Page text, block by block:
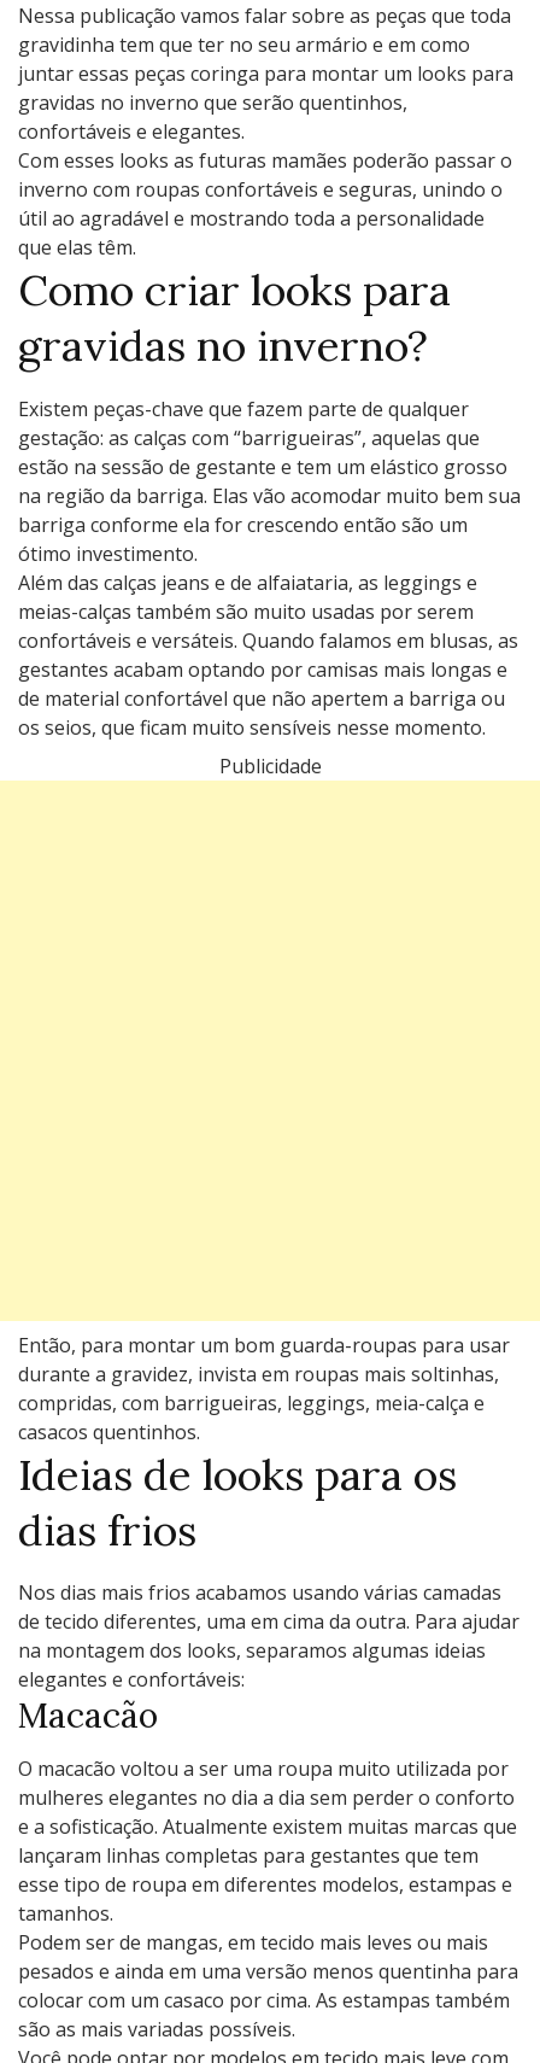
Nessa publicação vamos falar sobre as peças que toda
gravidinha tem que ter no seu armário e em como
juntar essas peças coringa para montar um looks para
gravidas no inverno que serão quentinhos,
confortáveis e elegantes.
Com esses looks as futuras mamães poderão passar o
inverno com roupas confortáveis e seguras, unindo o
útil ao agradável e mostrando toda a personalidade
que elas têm.
Como criar looks para
gravidas no inverno?
Existem peças-chave que fazem parte de qualquer
gestação: as calças com “barrigueiras”, aquelas que
estão na sessão de gestante e tem um elástico grosso
na região da barriga. Elas vão acomodar muito bem sua
barriga conforme ela for crescendo então são um
ótimo investimento.
Além das calças jeans e de alfaiataria, as leggings e
meias-calças também são muito usadas por serem
confortáveis e versáteis. Quando falamos em blusas, as
gestantes acabam optando por camisas mais longas e
de material confortável que não apertem a barriga ou
os seios, que ficam muito sensíveis nesse momento.
Publicidade
Então, para montar um bom guarda-roupas para usar
durante a gravidez, invista em roupas mais soltinhas,
compridas, com barrigueiras, leggings, meia-calça e
casacos quentinhos.
Ideias de looks para os
dias frios
Nos dias mais frios acabamos usando várias camadas
de tecido diferentes, uma em cima da outra. Para ajudar
na montagem dos looks, separamos algumas ideias
elegantes e confortáveis:
Macacão
O macacão voltou a ser uma roupa muito utilizada por
mulheres elegantes no dia a dia sem perder o conforto
e a sofisticação. Atualmente existem muitas marcas que
lançaram linhas completas para gestantes que tem
esse tipo de roupa em diferentes modelos, estampas e
tamanhos.
Podem ser de mangas, em tecido mais leves ou mais
pesados e ainda em uma versão menos quentinha para
colocar com um casaco por cima. As estampas também
são as mais variadas possíveis.